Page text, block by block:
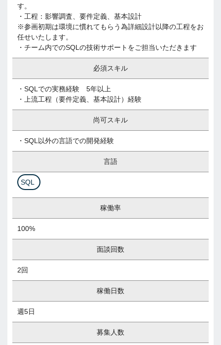
す。
・工程：影響調査、要件定義、基本設計
※参画初期は環境に慣れてもらう為詳細設計以降の工程をお
任せいたします。
・チーム内でのSQLの技術サポートをご担当いただきます
必須スキル
・SQLでの実務経験 5年以上
・上流工程（要件定義、基本設計）経験
尚可スキル
・SQL以外の言語での開発経験
言語
SQL
稼働率
100%
面談回数
2回
稼働日数
週5日
募集人数